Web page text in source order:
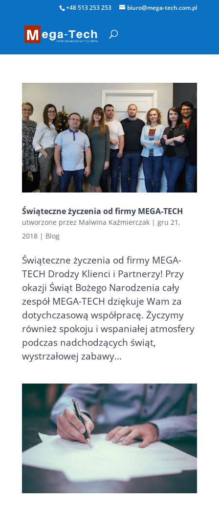
+48 513 253 253 biuro@mega-tech.com.pl
Świąteczne życzenia od firmy MEGA-TECH
utworzone przez Malwina Kaźmierczak| gru 21,
2018| Blog
Świąteczne życzenia od firmy MEGA-
TECH Drodzy Klienci i Partnerzy! Przy
okazji Świąt Bożego Narodzenia cały
zespół MEGA-TECH dziękuje Wam za
dotychczasową współpracę. Życzymy
również spokoju i wspaniałej atmosfery
podczas nadchodzących świąt,
wystrzałowej zabawy...